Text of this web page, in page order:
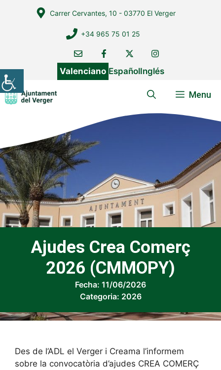
Carrer Cervantes, 10 - 03770 El Verger
+34 965 75 01 25
Valenciano EspañolInglés
Menu
Ajudes Crea Comerç
2026 (CMMOPY)
Fecha: 11/06/2026
Categoria: 2026
Des de l’ADL el Verger i Creama l’informem
sobre la convocatòria d’ajudes CREA COMERÇ